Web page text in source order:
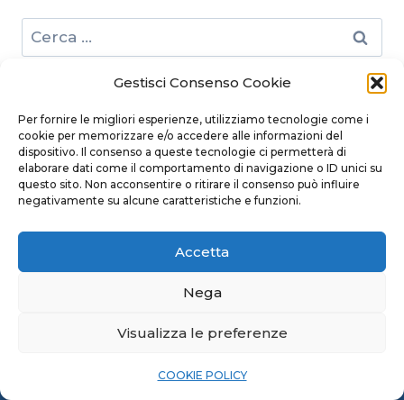
Gestisci Consenso Cookie
Per fornire le migliori esperienze, utilizziamo tecnologie come i
cookie per memorizzare e/o accedere alle informazioni del
dispositivo. Il consenso a queste tecnologie ci permetterà di
elaborare dati come il comportamento di navigazione o ID unici su
questo sito. Non acconsentire o ritirare il consenso può influire
negativamente su alcune caratteristiche e funzioni.
Accetta
Nega
Visualizza le preferenze
COOKIE POLICY
Ricerca
per:
© 2026 Modello Ricerca - Powered by